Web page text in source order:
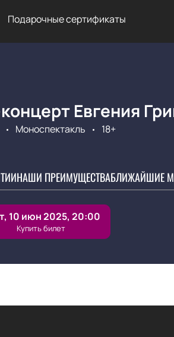
Подарочные сертификаты
Евгения
Моноспектакль
18+
НАШИ ПРЕИМУЩЕСТВАБЛИЖАЙШИЕ